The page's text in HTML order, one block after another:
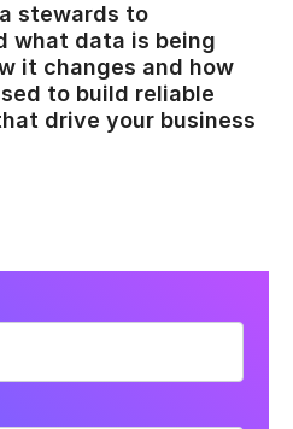
stewards to
what data is being
it changes and how
to build reliable
drive your business